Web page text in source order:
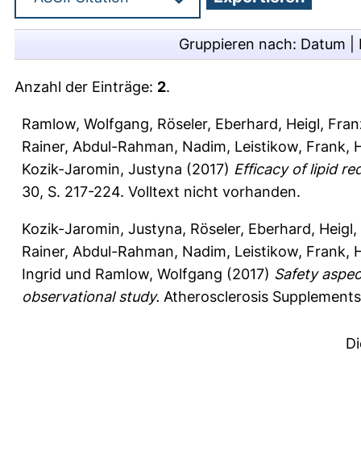
Gruppieren nach: Datum
Anzahl der Einträge: 2.
Ramlow, Wolfgang, Röseler, Eberhard, Heigl,
Rainer, Abdul-Rahman, Nadim, Leistikow, Frank,
Kozik-Jaromin, Justyna (2017) Efficacy of lipid
30, S. 217-224. Volltext nicht vorhanden.
Kozik-Jaromin, Justyna, Röseler, Eberhard,
Rainer, Abdul-Rahman, Nadim, Leistikow, Frank,
Ingrid und Ramlow, Wolfgang (2017) Safety
observational study. Atherosclerosis